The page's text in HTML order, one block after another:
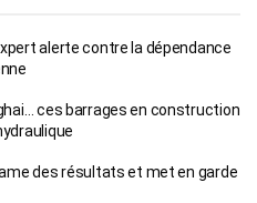
alerte contre la dépendance
ces barrages en construction
des résultats et met en garde